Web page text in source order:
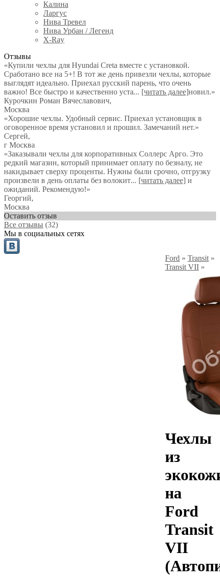
Калина
Ларгус
Нива Тревел
Нива Урбан / Легенд
X-Ray
Отзывы
«Купили чехлы для Hyundai Creta вместе с установкой.
Сработано все на 5+! В тот же день привезли чехлы, которые
выглядят идеально. Приехал русский парень, что очень
важно! Все быстро и качественно уста... [читать далее]новил.»
Курочкин Роман Вячеславович,
Москва
«Хорошие чехлы. Удобный сервис. Приехал установщик в
оговоренное время установил и прошил. Замечаний нет.»
Сергей,
г Москва
«Заказывали чехлы для корпоративных Соллерс Арго. Это
редкий магазин, который принимает оплату по безналу, не
накидывает сверху проценты. Нужны были срочно, отгрузку
произвели в день оплаты без волокит... [читать далее] и
ожиданий. Рекомендую!»
Георгий,
Москва
Оставить отзыв
Все отзывы (32)
Мы в социальных сетях
Ford » Transit »
Transit VII »
Чехлы
из
на
Ford
Transit
VII